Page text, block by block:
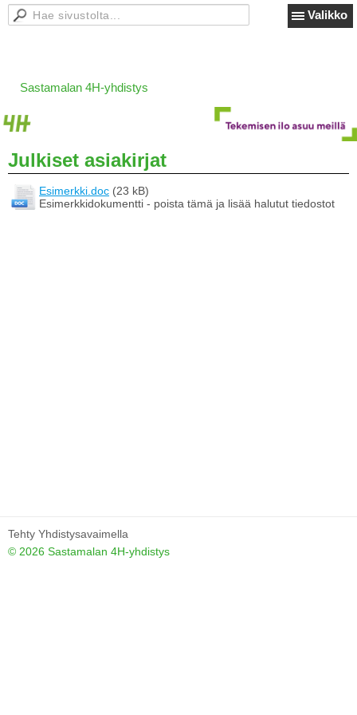
Valikko
Sastamalan 4H-yhdistys
Julkiset asiakirjat
Esimerkki.doc (23 kB)
Esimerkkidokumentti - poista tämä ja lisää halutut tiedostot
Tehty Yhdistysavaimella
© 2026 Sastamalan 4H-yhdistys